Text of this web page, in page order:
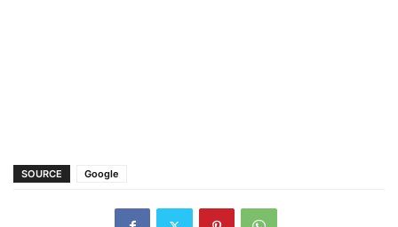
SOURCE Google